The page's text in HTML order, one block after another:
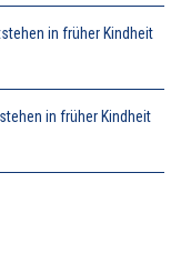
in früher Kindheit
in früher Kindheit